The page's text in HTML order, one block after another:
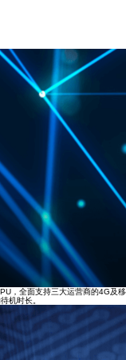
，全面支持三大运营商的4G及移
机时长。